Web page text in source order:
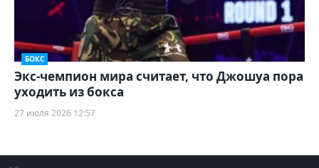
БОКС
Экс-чемпион мира считает, что Джошуа пора
уходить из бокса
27 июля 2026 12:57